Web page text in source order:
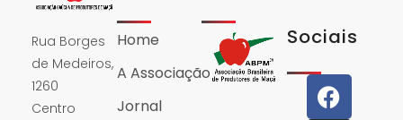
Rua Borges
de Medeiros,
1260
Centro
Home
A Associação
Jornal
Sociais